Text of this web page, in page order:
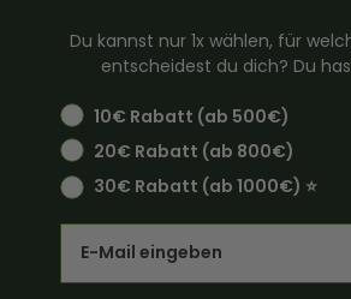
Du kannst nur 1x wählen, für
entscheidest du dich? Du
10€ Rabatt (ab 500€)
20€ Rabatt (ab 800€)
30€ Rabatt (ab 1000€) ⭐️